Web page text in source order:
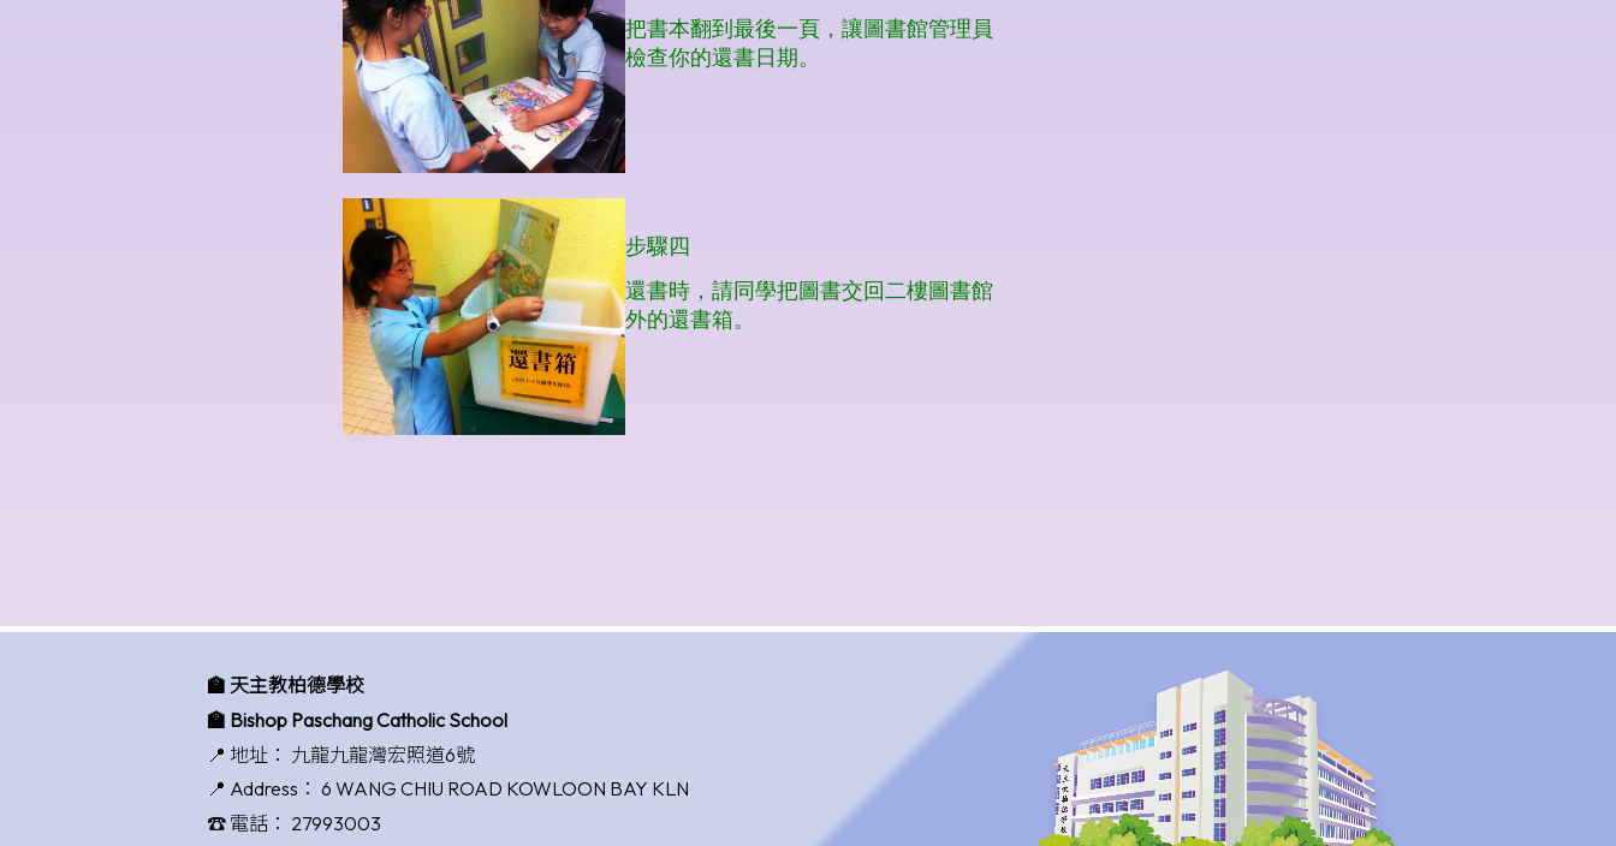
🏫 天主教柏德學校
🏫 Bishop Paschang Catholic School
📍 地址： 九龍九龍灣宏照道6號
📍 Address： 6 WANG CHIU ROAD KOWLOON BAY KLN
☎️ 電話： 27993003